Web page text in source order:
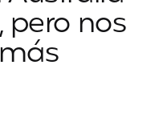
pero nos